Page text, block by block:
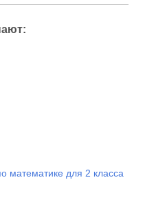
математике для 2 класса